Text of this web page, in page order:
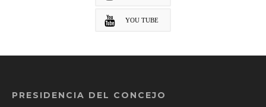
YOU TUBE
PRESIDENCIA DEL CONCEJO